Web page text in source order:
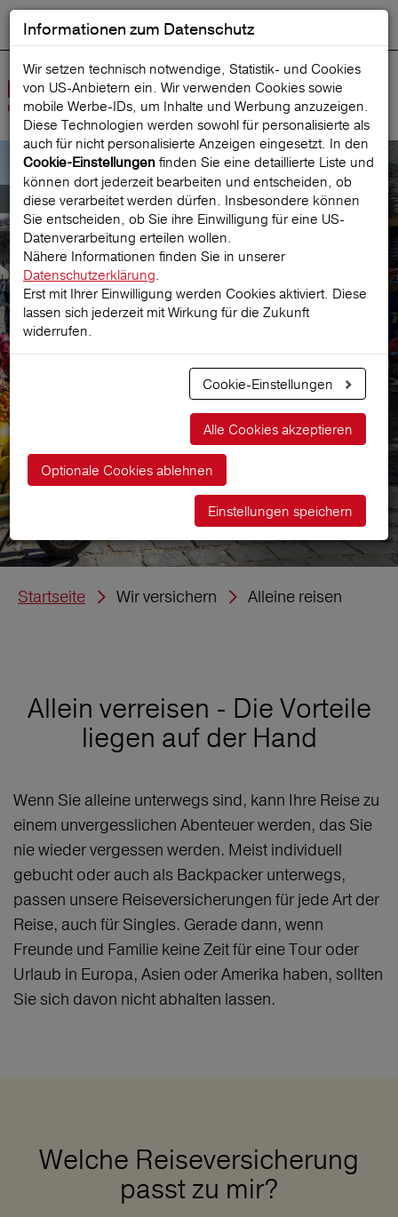
Suche starten
Alleine reisen
mit Reiseversicherung
Prämie berechnen
Startseite Wir versichern Alleine reisen
Allein verreisen - Die Vorteile
liegen auf der Hand
Wenn Sie alleine unterwegs sind, kann Ihre Reise zu
einem unvergesslichen Abenteuer werden, das Sie
nie wieder vergessen werden. Meist individuell
gebucht oder auch als Backpacker unterwegs,
passen unsere Reiseversicherungen für jede Art der
Reise, auch für Singles. Gerade dann, wenn
Freunde und Familie keine Zeit für eine Tour oder
Urlaub in Europa, Asien oder Amerika haben, sollten
Sie sich davon nicht abhalten lassen.
Welche Reiseversicherung
passt zu mir?
Informationen zum Datenschutz
Wir setzen technisch notwendige, Statistik- und Cookies
von US-Anbietern ein. Wir verwenden Cookies sowie
mobile Werbe‑IDs, um Inhalte und Werbung anzuzeigen.
Diese Technologien werden sowohl für personalisierte als
auch für nicht personalisierte Anzeigen eingesetzt. In den
Cookie-Einstellungen finden Sie eine detaillierte Liste und
können dort jederzeit bearbeiten und entscheiden, ob
diese verarbeitet werden dürfen. Insbesondere können
Sie entscheiden, ob Sie ihre Einwilligung für eine US-
Datenverarbeitung erteilen wollen.
Nähere Informationen finden Sie in unserer
Datenschutzerklärung.
Erst mit Ihrer Einwilligung werden Cookies aktiviert. Diese
lassen sich jederzeit mit Wirkung für die Zukunft
widerrufen.
Cookie-Einstellungen
Alle Cookies akzeptieren
Optionale Cookies ablehnen
Einstellungen speichern